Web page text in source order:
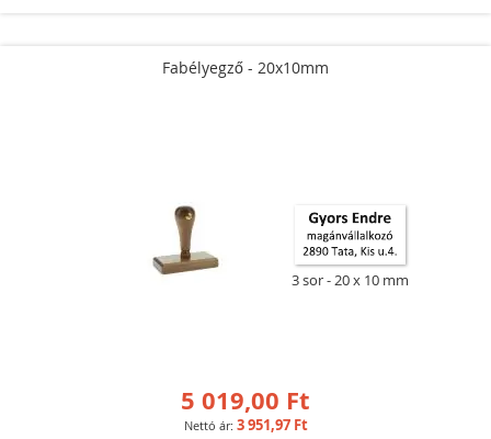
Fabélyegző - 20x10mm
3 sor 20 x 10 mm
5 019,00 Ft
3 951,97 Ft